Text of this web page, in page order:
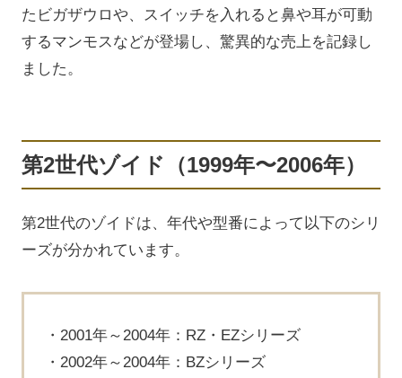
たビガザウロや、スイッチを入れると鼻や耳が可動
するマンモスなどが登場し、驚異的な売上を記録し
ました。
第2世代ゾイド（1999年〜2006年）
第2世代のゾイドは、年代や型番によって以下のシリ
ーズが分かれています。
2001年～2004年：RZ・EZシリーズ
2002年～2004年：BZシリーズ